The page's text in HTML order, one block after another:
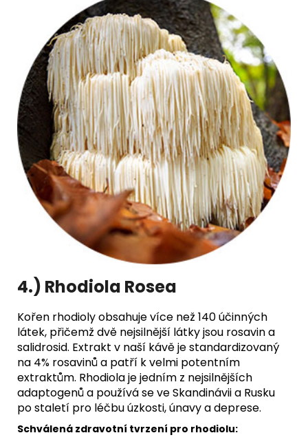
4.) Rhodiola Rosea
Kořen rhodioly obsahuje více než 140 účinných
látek, přičemž dvě nejsilnější látky jsou rosavin a
salidrosid. Extrakt v naší kávě je standardizovaný
na 4% rosavinů a patří k velmi potentním
extraktům. Rhodiola je jedním z nejsilnějších
adaptogenů a používá se ve Skandinávii a Rusku
po staletí pro léčbu úzkosti, únavy a deprese.
Schválená zdravotní tvrzení pro rhodiolu: